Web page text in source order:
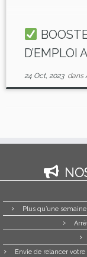
D’EMPLOI
24 Oct, 2023dans
Plus qu’une
Envie de relancer